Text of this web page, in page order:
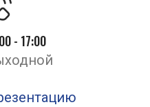
- 17:00